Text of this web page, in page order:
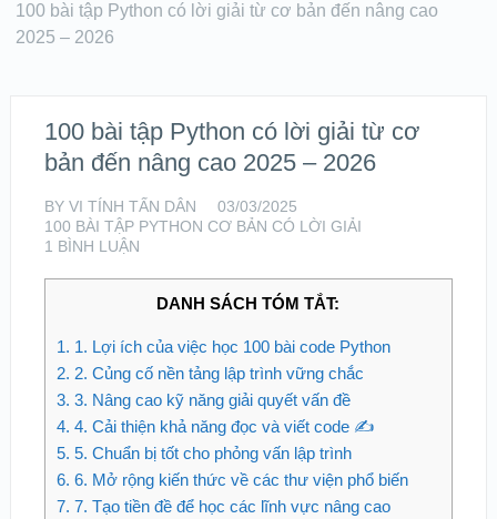
100 bài tập Python có lời giải từ cơ bản đến nâng cao
2025 – 2026
100 bài tập Python có lời giải từ cơ
bản đến nâng cao 2025 – 2026
BY VI TÍNH TẤN DÂN
03/03/2025
100 BÀI TẬP PYTHON CƠ BẢN CÓ LỜI GIẢI
1 BÌNH LUẬN
DANH SÁCH TÓM TẮT:
1. 1. Lợi ích của việc học 100 bài code Python
2. 2. Củng cố nền tảng lập trình vững chắc ️
3. 3. Nâng cao kỹ năng giải quyết vấn đề
4. 4. Cải thiện khả năng đọc và viết code ✍️
5. 5. Chuẩn bị tốt cho phỏng vấn lập trình
6. 6. Mở rộng kiến thức về các thư viện phổ biến
7. 7. Tạo tiền đề để học các lĩnh vực nâng cao